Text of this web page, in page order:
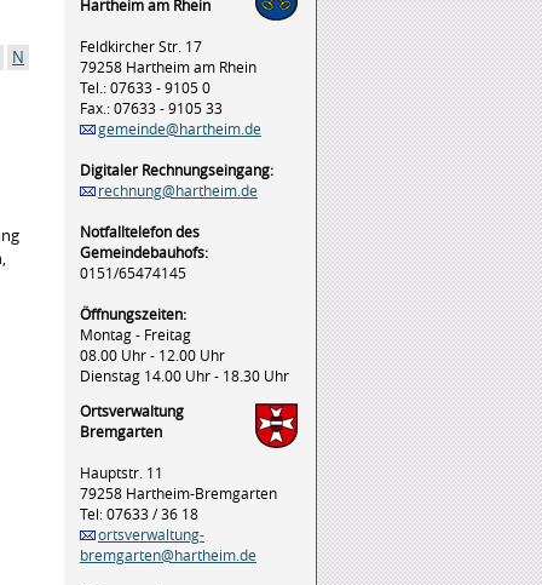
N
Hartheim am Rhein
Feldkircher Str. 17
79258 Hartheim am Rhein
Tel.: 07633 - 9105 0
Fax.: 07633 - 9105 33
gemeinde@hartheim.de
Digitaler Rechnungseingang:
rechnung@hartheim.de
Notfalltelefon des
Gemeindebauhofs:
0151/65474145
Öffnungszeiten:
Montag - Freitag
08.00 Uhr - 12.00 Uhr
Dienstag 14.00 Uhr - 18.30 Uhr
Ortsverwaltung
Bremgarten
Hauptstr. 11
79258 Hartheim-Bremgarten
Tel: 07633 / 36 18
ortsverwaltung-
bremgarten@hartheim.de